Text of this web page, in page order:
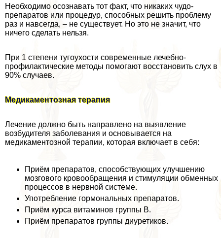
Необходимо осознавать тот факт, что никаких чудо-
препаратов или процедур, способных решить проблему
раз и навсегда, – не существует. Но это не значит, что
ничего сделать нельзя.
При 1 степени тугоухости современные лечебно-
профилактические методы помогают восстановить слух в
90% случаев.
Медикаментозная терапия
Лечение должно быть направлено на выявление
возбудителя заболевания и основывается на
медикаментозной терапии, которая включает в себя:
Приём препаратов, способствующих улучшению
мозгового кровообращения и стимуляции обменных
процессов в нервной системе.
Употрeбление гормональных препаратов.
Приём курса витаминов группы В.
Приём препаратов группы диуретиков.